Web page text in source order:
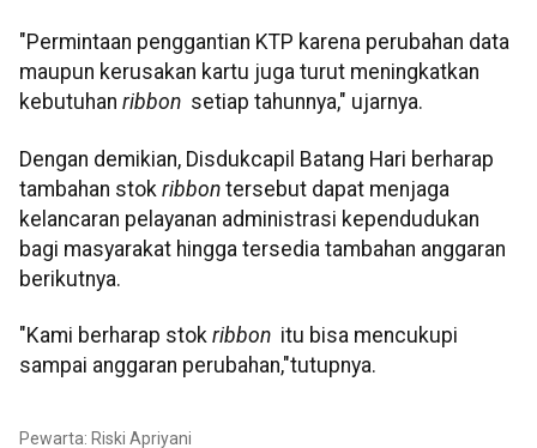
"Permintaan penggantian KTP karena perubahan data
maupun kerusakan kartu juga turut meningkatkan
kebutuhan ribbon setiap tahunnya," ujarnya.
Dengan demikian, Disdukcapil Batang Hari berharap
tambahan stok ribbon tersebut dapat menjaga
kelancaran pelayanan administrasi kependudukan
bagi masyarakat hingga tersedia tambahan anggaran
berikutnya.
"Kami berharap stok ribbon itu bisa mencukupi
sampai anggaran perubahan,"tutupnya.
Pewarta: Riski Apriyani